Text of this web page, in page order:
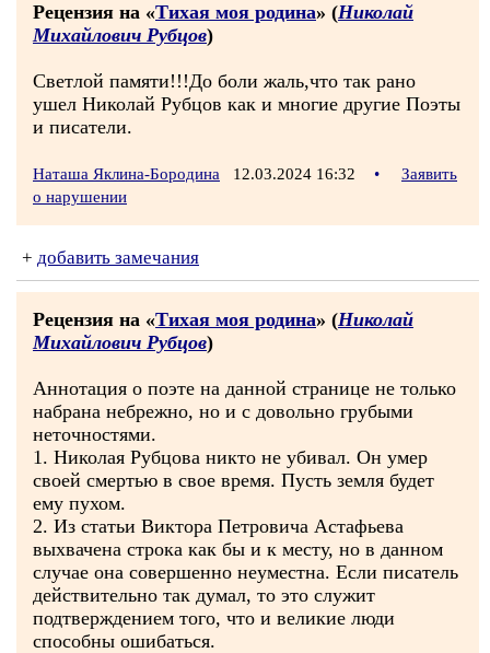
Рецензия на «Тихая моя родина» (Николай
Михайлович Рубцов)
Светлой памяти!!!До боли жаль,что так рано
ушел Николай Рубцов как и многие другие Поэты
и писатели.
Наташа Яклина-Бородина 12.03.2024 16:32 •
Заявить
о нарушении
+ добавить замечания
Рецензия на «Тихая моя родина» (Николай
Михайлович Рубцов)
Аннотация о поэте на данной странице не только
набрана небрежно, но и с довольно грубыми
неточностями.
1. Николая Рубцова никто не убивал. Он умер
своей смертью в свое время. Пусть земля будет
ему пухом.
2. Из статьи Виктора Петровича Астафьева
выхвачена строка как бы и к месту, но в данном
случае она совершенно неуместна. Если писатель
действительно так думал, то это служит
подтверждением того, что и великие люди
способны ошибаться.